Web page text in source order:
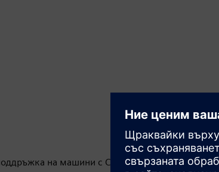
на машини с CNC, обхващаща широка